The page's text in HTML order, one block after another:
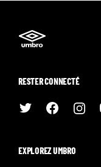
RESTER CONNECTÉ
EXPLOREZ UMBRO